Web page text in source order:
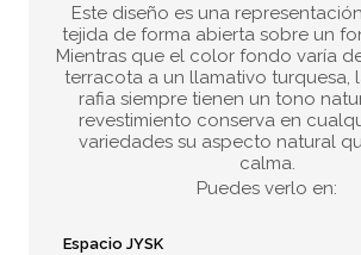
Este diseño es una
tejida de forma abierta sobre un
Mientras que el color fondo varía
terracota a un llamativo turquesa,
rafia siempre tienen un tono
revestimiento conserva en
variedades su aspecto natural
calma.
Puedes verlo en:
Espacio JYSK